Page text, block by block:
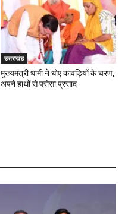
उत्तराखंड
मुख्यमंत्री धामी ने धोए कांवड़ियों के चरण,
अपने हाथों से परोसा प्रसाद